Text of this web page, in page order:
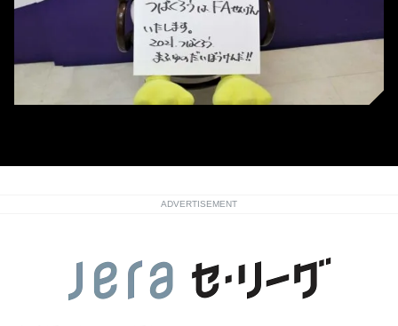
ADVERTISEMENT